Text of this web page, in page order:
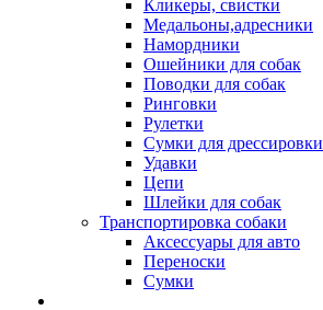
Кликеры, свистки
Медальоны,адресники
Намордники
Ошейники для собак
Поводки для собак
Ринговки
Рулетки
Сумки для дрессировки
Удавки
Цепи
Шлейки для собак
Транспортировка собаки
Аксессуары для авто
Переноски
Сумки